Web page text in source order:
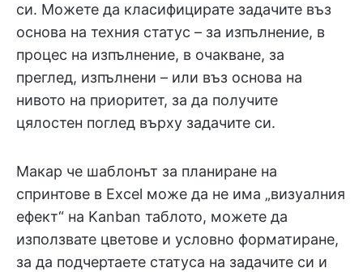
си. Можете да класифицирате задачите въз
основа на техния статус – за изпълнение, в
процес на изпълнение, в очакване, за
преглед, изпълнени – или въз основа на
нивото на приоритет, за да получите
цялостен поглед върху задачите си.
Макар че шаблонът за планиране на
спринтове в Excel може да не има „визуалния
ефект“ на Kanban таблото, можете да
използвате цветове и условно форматиране,
за да подчертаете статуса на задачите си и